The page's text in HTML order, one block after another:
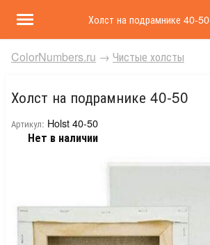
Холст на подрамнике 40-50
ColorNumbers.ru → Чистые холсты
Холст на подрамнике 40-50
Артикул: Holst 40-50
Нет в наличии